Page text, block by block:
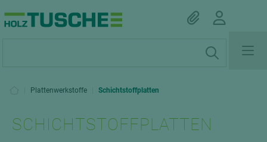
Plattenwerkstoffe Schichtstoffplatten
SCHICHTSTOFFPLATTEN